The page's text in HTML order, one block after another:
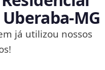
já utilizou nossos